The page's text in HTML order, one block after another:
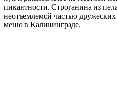
пикантности. Строганина из
неотъемлемой частью
меню в Калининграде.